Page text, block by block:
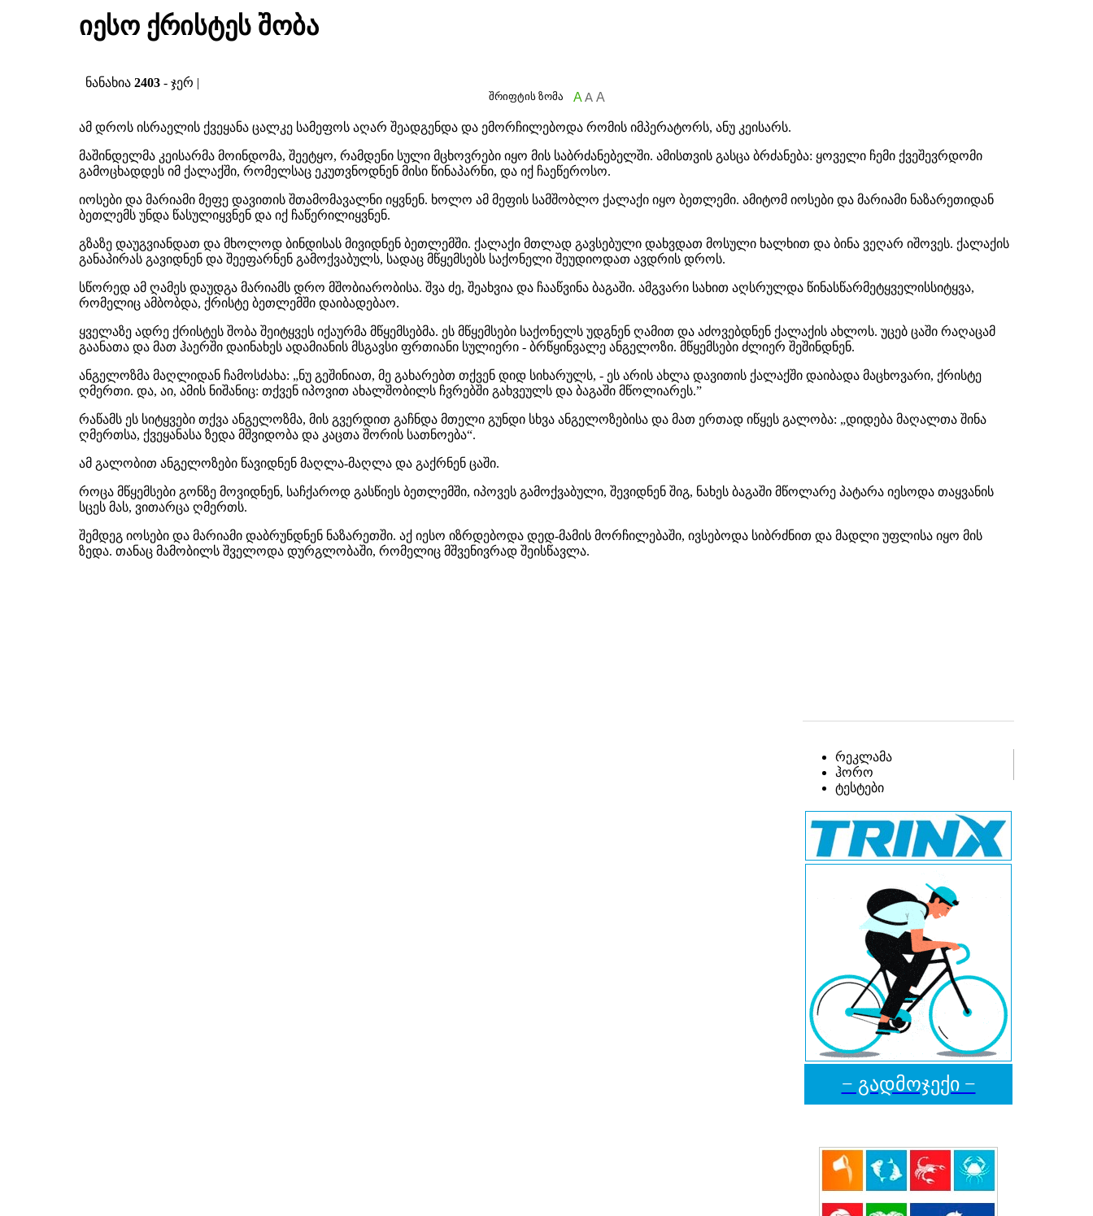
იესო ქრისტეს შობა
ნანახია 2403 - ჯერ |
შრიფტის ზომა A A A
ამ დროს ისრაელის ქვეყანა ცალკე სამეფოს აღარ შეადგენდა და ემორჩილებოდა რომის იმპერატორს, ანუ კეისარს.
მაშინდელმა კეისარმა მოინდომა, შეეტყო, რამდენი სული მცხოვრები იყო მის საბრძანებელში. ამისთვის გასცა ბრძანება: ყოველი ჩემი ქვეშევრდომი
გამოცხადდეს იმ ქალაქში, რომელსაც ეკუთვნოდნენ მისი წინაპარნი, და იქ ჩაეწეროსო.
იოსები და მარიამი მეფე დავითის შთამომავალნი იყვნენ. ხოლო ამ მეფის სამშობლო ქალაქი იყო ბეთლემი. ამიტომ იოსები და მარიამი ნაზარეთიდან
ბეთლემს უნდა წასულიყვნენ და იქ ჩაწერილიყვნენ.
გზაზე დაუგვიანდათ და მხოლოდ ბინდისას მივიდნენ ბეთლემში. ქალაქი მთლად გავსებული დახვდათ მოსული ხალხით და ბინა ვეღარ იშოვეს. ქალაქის
განაპირას გავიდნენ და შეეფარნენ გამოქვაბულს, სადაც მწყემსებს საქონელი შეუდიოდათ ავდრის დროს.
სწორედ ამ ღამეს დაუდგა მარიამს დრო მშობიარობისა. შვა ძე, შეახვია და ჩააწვინა ბაგაში. ამგვარი სახით აღსრულდა წინასწარმეტყველისსიტყვა,
რომელიც ამბობდა, ქრისტე ბეთლემში დაიბადებაო.
ყველაზე ადრე ქრისტეს შობა შეიტყვეს იქაურმა მწყემსებმა. ეს მწყემსები საქონელს უდგნენ ღამით და აძოვებდნენ ქალაქის ახლოს. უცებ ცაში რაღაცამ
გაანათა და მათ ჰაერში დაინახეს ადამიანის მსგავსი ფრთიანი სულიერი - ბრწყინვალე ანგელოზი. მწყემსები ძლიერ შეშინდნენ.
ანგელოზმა მაღლიდან ჩამოსძახა: „ნუ გეშინიათ, მე გახარებთ თქვენ დიდ სიხარულს, - ეს არის ახლა დავითის ქალაქში დაიბადა მაცხოვარი, ქრისტე
ღმერთი. და, აი, ამის ნიშანიც: თქვენ იპოვით ახალშობილს ჩვრებში გახვეულს და ბაგაში მწოლიარეს.”
რაწამს ეს სიტყვები თქვა ანგელოზმა, მის გვერდით გაჩნდა მთელი გუნდი სხვა ანგელოზებისა და მათ ერთად იწყეს გალობა: „დიდება მაღალთა შინა
ღმერთსა, ქვეყანასა ზედა მშვიდობა და კაცთა შორის სათნოება“.
ამ გალობით ანგელოზები წავიდნენ მაღლა-მაღლა და გაქრნენ ცაში.
როცა მწყემსები გონზე მოვიდნენ, საჩქაროდ გასწიეს ბეთლემში, იპოვეს გამოქვაბული, შევიდნენ შიგ, ნახეს ბაგაში მწოლარე პატარა იესოდა თაყვანის
სცეს მას, ვითარცა ღმერთს.
შემდეგ იოსები და მარიამი დაბრუნდნენ ნაზარეთში. აქ იესო იზრდებოდა დედ-მამის მორჩილებაში, ივსებოდა სიბრძნით და მადლი უფლისა იყო მის
ზედა. თანაც მამობილს შველოდა დურგლობაში, რომელიც მშვენივრად შეისწავლა.
რეკლამა
ჰორო
ტესტები
− გადმოჯექი −